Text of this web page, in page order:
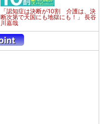
「認知症は決断が10割 介護は、決
断次第で天国にも地獄にも！」 長谷
川嘉哉